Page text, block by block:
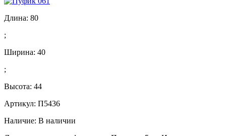
Длина: 80
;
Ширина: 40
;
Высота: 44
Артикул: П5436
Наличие: В наличии